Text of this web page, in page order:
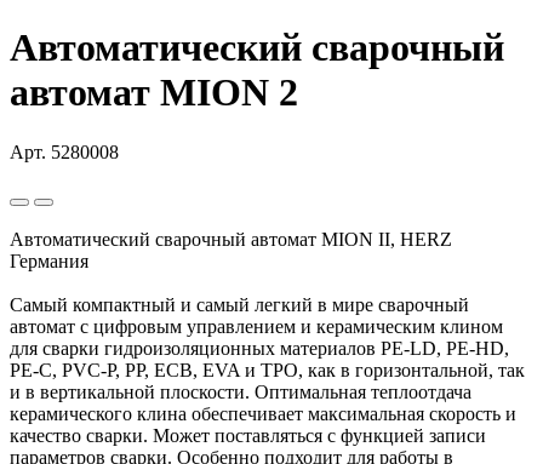
Автоматический сварочный
автомат MION 2
Арт. 5280008
Автоматический сварочный автомат MION II, HERZ
Германия
Самый компактный и самый легкий в мире сварочный
автомат с цифровым управлением и керамическим клином
для сварки гидроизоляционных материалов PE-LD, PE-HD,
PE-C, PVC-P, PP, ECB, EVA и TPO, как в горизонтальной, так
и в вертикальной плоскости. Оптимальная теплоотдача
керамического клина обеспечивает максимальная скорость и
качество сварки. Может поставляться с функцией записи
параметров сварки. Особенно подходит для работы в